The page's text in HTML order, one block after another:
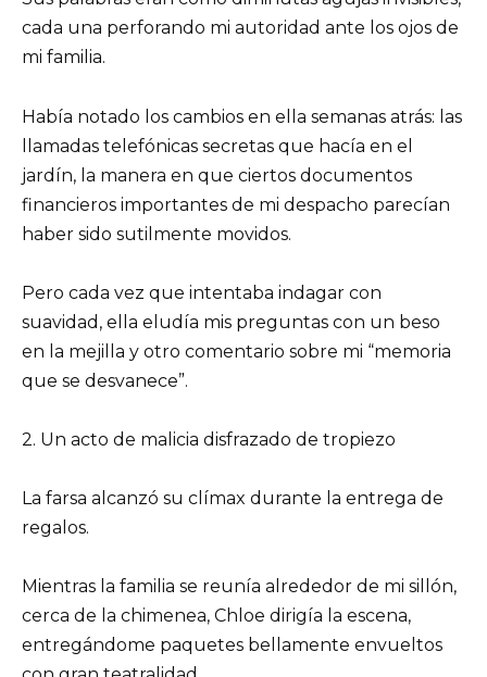
cada una perforando mi autoridad ante los ojos de
mi familia.
Había notado los cambios en ella semanas atrás: las
llamadas telefónicas secretas que hacía en el
jardín, la manera en que ciertos documentos
financieros importantes de mi despacho parecían
haber sido sutilmente movidos.
Pero cada vez que intentaba indagar con
suavidad, ella eludía mis preguntas con un beso
en la mejilla y otro comentario sobre mi “memoria
que se desvanece”.
2. Un acto de malicia disfrazado de tropiezo
La farsa alcanzó su clímax durante la entrega de
regalos.
Mientras la familia se reunía alrededor de mi sillón,
cerca de la chimenea, Chloe dirigía la escena,
entregándome paquetes bellamente envueltos